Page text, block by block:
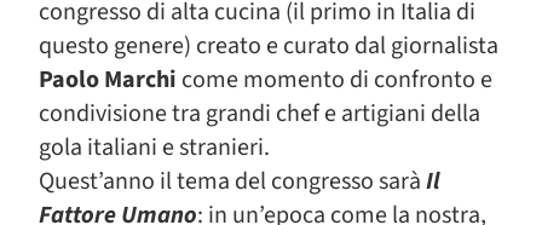
congresso di alta cucina (il primo in Italia di
questo genere) creato e curato dal giornalista
Paolo Marchi come momento di confronto e
condivisione tra grandi chef e artigiani della
gola italiani e stranieri.
Quest’anno il tema del congresso saràIl
Fattore Umano: in un’epoca come la nostra,